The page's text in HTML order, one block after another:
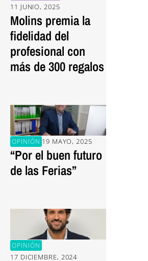
11 JUNIO, 2025
Molins premia la
fidelidad del
profesional con
más de 300 regalos
OPINIÓN 19 MAYO, 2025
“Por el buen futuro
de las Ferias”
OPINIÓN
17 DICIEMBRE, 2024